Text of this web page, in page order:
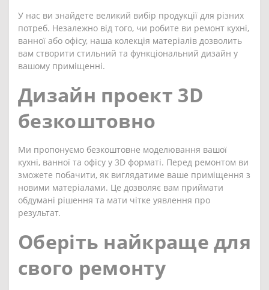
У нас ви знайдете великий вибір продукції для різних
потреб. Незалежно від того, чи робите ви ремонт кухні,
ванної або офісу, наша колекція матеріалів дозволить
вам створити стильний та функціональний дизайн у
вашому приміщенні.
Дизайн проект 3D
безкоштовно
Ми пропонуємо безкоштовне моделювання вашої
кухні, ванної та офісу у 3D форматі. Перед ремонтом ви
зможете побачити, як виглядатиме ваше приміщення з
новими матеріалами. Це дозволяє вам приймати
обдумані рішення та мати чітке уявлення про
результат.
Оберіть найкраще для
свого ремонту